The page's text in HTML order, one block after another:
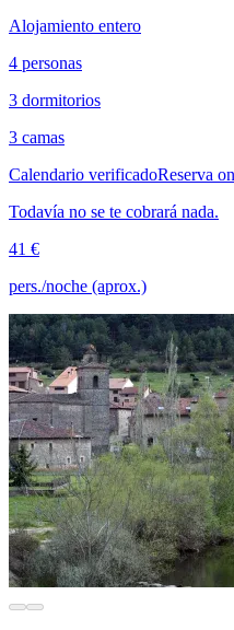
Alojamiento entero
4 personas
3 dormitorios
3 camas
Calendario verificadoReserva
Todavía no se te cobrará nada.
41 €
pers./noche (aprox.)